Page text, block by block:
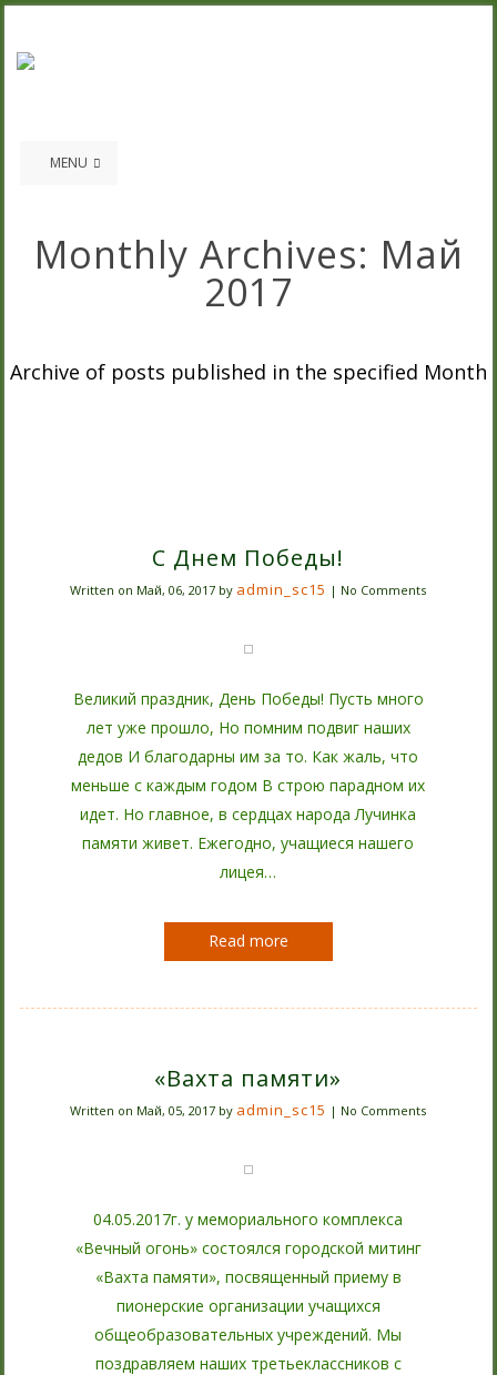
MENU
Monthly Archives: Май
2017
Archive of posts published in the specified Month
С Днем Победы!
Written on Май, 06, 2017 by admin_sc15 | No Comments
Великий праздник, День Победы! Пусть много
лет уже прошло, Но помним подвиг наших
дедов И благодарны им за то. Как жаль, что
меньше с каждым годом В строю парадном их
идет. Но главное, в сердцах народа Лучинка
памяти живет. Ежегодно, учащиеся нашего
лицея…
Read more
«Вахта памяти»
Written on Май, 05, 2017 by admin_sc15 | No Comments
04.05.2017г. у мемориального комплекса
«Вечный огонь» состоялся городской митинг
«Вахта памяти», посвященный приему в
пионерские организации учащихся
общеобразовательных учреждений. Мы
поздравляем наших третьеклассников с